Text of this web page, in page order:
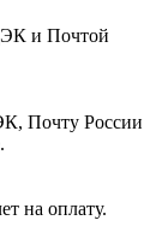
и Почтой
Почту России
на оплату.